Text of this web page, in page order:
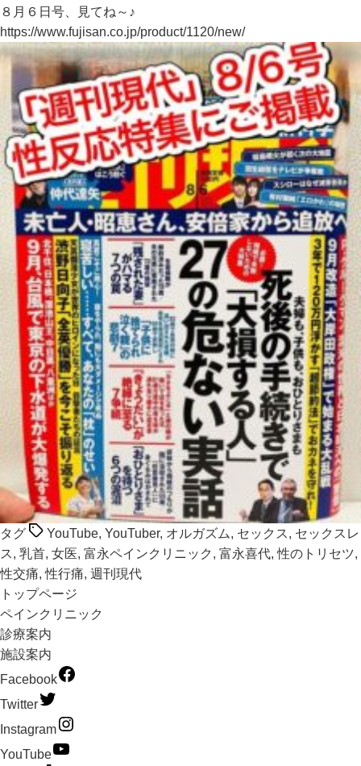
８月６日号、見てね～♪
https://www.fujisan.co.jp/product/1120/new/
タグ YouTube, YouTuber, オルガズム, セックス, セックスレ
ス, 乳首, 女医, 富永ペインクリニック , 富永喜代,性のトリセツ,
性交痛,性行痛, 週刊現代
トップページ
ペインクリニック
診療案内
施設案内
Facebook
Twitter
Instagram
YouTube